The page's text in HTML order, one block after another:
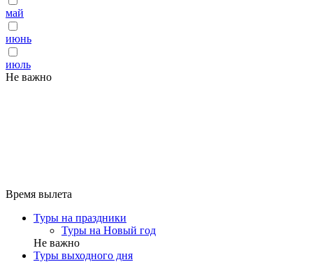
май
июнь
июль
Не важно
Время вылета
Туры на праздники
Туры на Новый год
Не важно
Туры выходного дня